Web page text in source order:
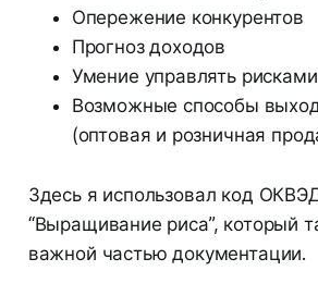
Опережение конкурентов
Прогноз доходов
Умение управлять рисками
Возможные способы
(оптовая и розничная
Здесь я использовал код
“Выращивание риса”, который
важной частью документации.